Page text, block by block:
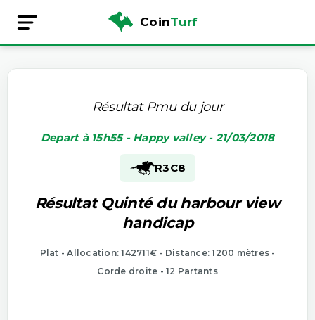
CoinTurf
Résultat Pmu du jour
Depart à 15h55 - Happy valley - 21/03/2018
R3C8
Résultat Quinté du harbour view
handicap
Plat - Allocation: 142711€ - Distance: 1200 mètres -
Corde droite - 12 Partants